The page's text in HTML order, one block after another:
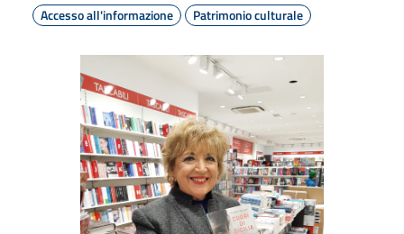
Accesso all'informazione
Patrimonio culturale